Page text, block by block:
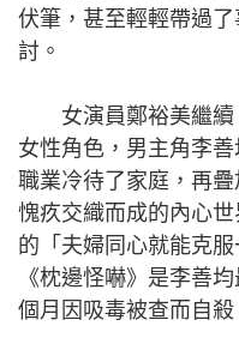
伏筆，甚至輕輕帶過
討。
女演員鄭裕美繼續
女性角色，男主角李
職業冷待了家庭，再
愧疚交織而成的內心
的「夫婦同心就能克
《枕邊怪嚇》是李善
個月因吸毒被查而自殺